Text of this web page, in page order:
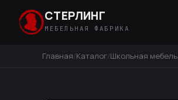
СТЕРЛИНГ
МЕБЕЛЬНАЯ ФАБРИКА
Главная Каталог Школьная мебель